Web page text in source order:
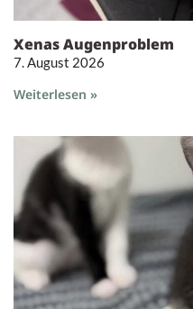
Xenas Augenproblem
7. August 2026
Weiterlesen »